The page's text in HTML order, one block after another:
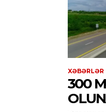
XƏBƏRLƏR
300